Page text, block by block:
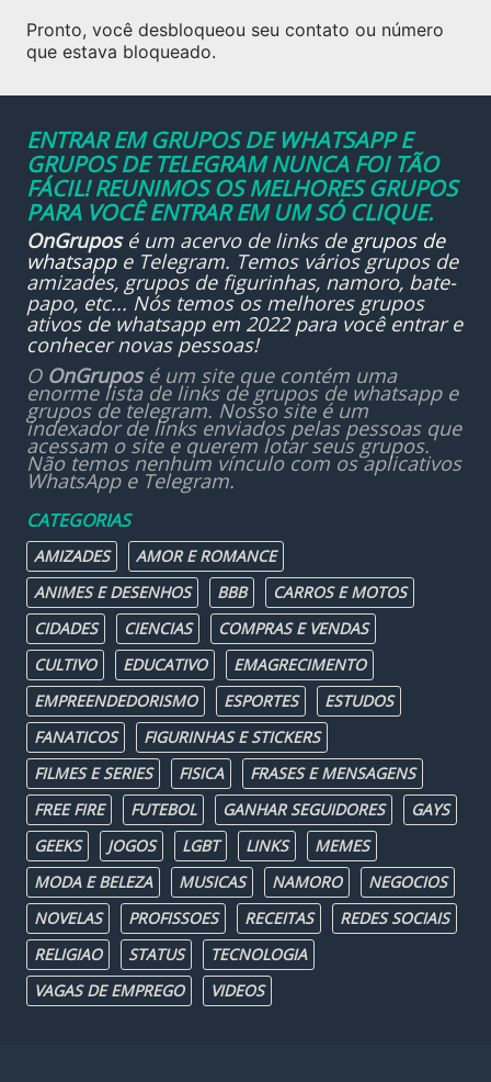
Pronto, você desbloqueou seu contato ou número
que estava bloqueado.
ENTRAR EM GRUPOS DE WHATSAPP E
GRUPOS DE TELEGRAM NUNCA FOI TÃO
FÁCIL! REUNIMOS OS MELHORES GRUPOS
PARA VOCÊ ENTRAR EM UM SÓ CLIQUE.
OnGruposé um acervo de links de grupos de
whatsappe Telegram. Temos vários grupos de
amizades, grupos de figurinhas, namoro, bate-
papo, etc... Nós temos os melhores grupos
ativos de whatsapp em 2022 para você entrar e
conhecer novas pessoas!
O OnGruposé um site que contém uma
enorme lista de links de grupos de whatsapp e
grupos de telegram. Nosso site é um
indexador de links enviados pelas pessoas que
acessam o site e querem lotar seus grupos.
Não temos nenhum vínculo com os aplicativos
WhatsApp e Telegram.
CATEGORIAS
AMIZADES
AMOR E ROMANCE
ANIMES E DESENHOS
BBB
CARROS E MOTOS
CIDADES
CIENCIAS
COMPRAS E VENDAS
CULTIVO
EDUCATIVO
EMAGRECIMENTO
EMPREENDEDORISMO
ESPORTES
ESTUDOS
FANATICOS
FIGURINHAS E STICKERS
FILMES E SERIES
FISICA
FRASES E MENSAGENS
FREE FIRE
FUTEBOL GANHAR SEGUIDORES
GAYS
GEEKS
JOGOS LGBT LINKS
MEMES
MODA E BELEZA
MUSICAS NAMORO
NEGOCIOS
NOVELAS
PROFISSOES RECEITAS
REDES SOCIAIS
RELIGIAO
STATUS
TECNOLOGIA
VAGAS DE EMPREGO
VIDEOS